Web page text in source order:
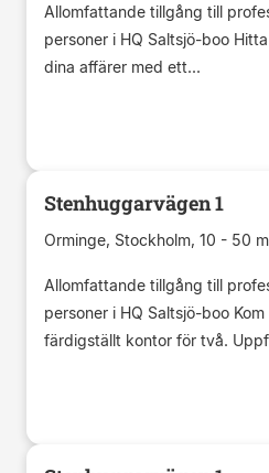
Allomfattande tillgång till
personer i HQ Saltsjö-boo
dina affärer med ett...
Stenhuggarvägen 1
Orminge, Stockholm, 10 - 50 m
Allomfattande tillgång till
personer i HQ Saltsjö-boo
färdigställt kontor för två.